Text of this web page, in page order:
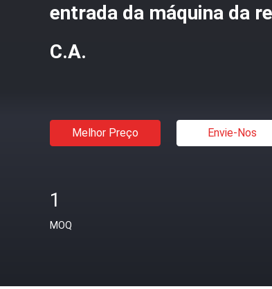
entrada da máquina da
C.A.
Melhor Preço Envie-Nos
1
MOQ